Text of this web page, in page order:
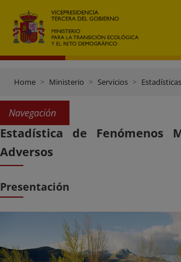
Home Ministerio Servicios Estadísticas
Navegación
Estadística de Fenómenos
Adversos
Presentación